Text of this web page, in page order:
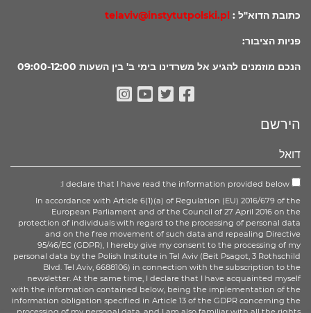
כתובת הדוא"ל : telaviv@instytutpolski.pl
פניות הציבור:
הנכם מוזמנים להגיע אל משרדינו בימי ב' בין השעות 09:00-12:00
הירשם
In accordance with Article 6(1)(a) of Regulation (EU) 2016/679 of the
European Parliament and of the Council of 27 April 2016 on the
protection of individuals with regard to the processing of personal data
and on the free movement of such data and repealing Directive
95/46/EC (GDPR), I hereby give my consent to the processing of my
personal data by the Polish Institute in Tel Aviv (Beit Psagot, 3 Rothschild
Blvd. Tel Aviv, 6688106) in connection with the subscription to the
newsletter. At the same time, I declare that I have acquainted myself
with the information contained below, being the implementation of the
information obligation specified in Article 13 of the GDPR concerning the